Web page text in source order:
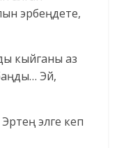
эрбеңдете,
кыйганы аз
Эй,
элге кеп